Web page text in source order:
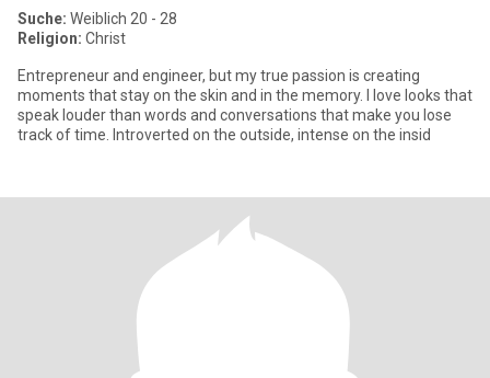
Suche: Weiblich 20 - 28
Religion: Christ
Entrepreneur and engineer, but my true passion is creating
moments that stay on the skin and in the memory. I love looks that
speak louder than words and conversations that make you lose
track of time. Introverted on the outside, intense on the insid